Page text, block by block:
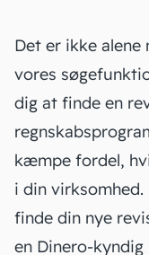
Det er ikke
vores
dig at finde en
kæmpe fordel,
i din virksomhed.
finde din nye
en Dinero-